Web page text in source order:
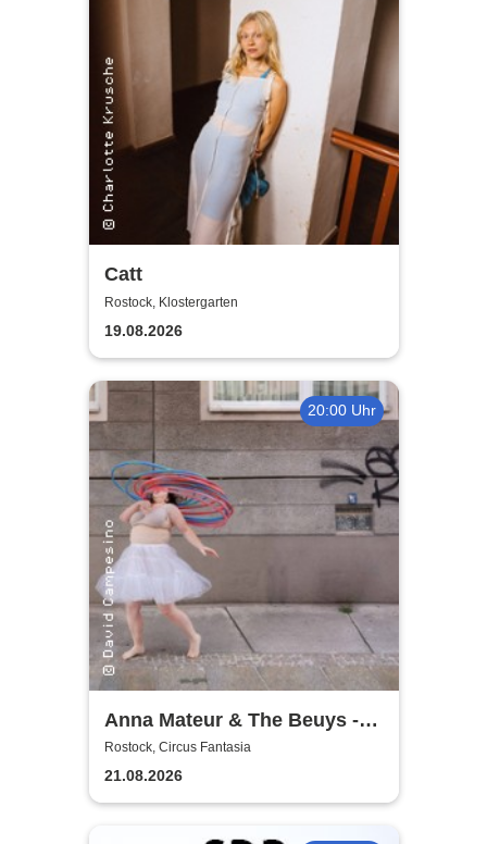
Catt
Rostock, Klostergarten
19.08.2026
20:00 Uhr
Anna Mateur & The Beuys -
Kaoshüter
Rostock, Circus Fantasia
21.08.2026